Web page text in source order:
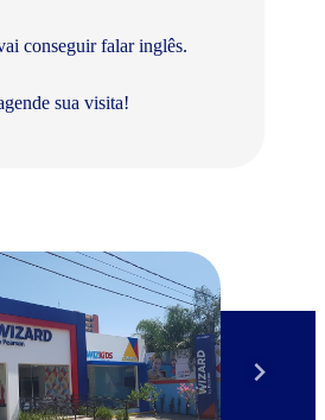
conseguir falar inglês.
sua visita!